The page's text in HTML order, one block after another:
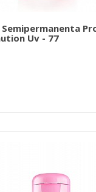
Semipermanenta
Uv - 77